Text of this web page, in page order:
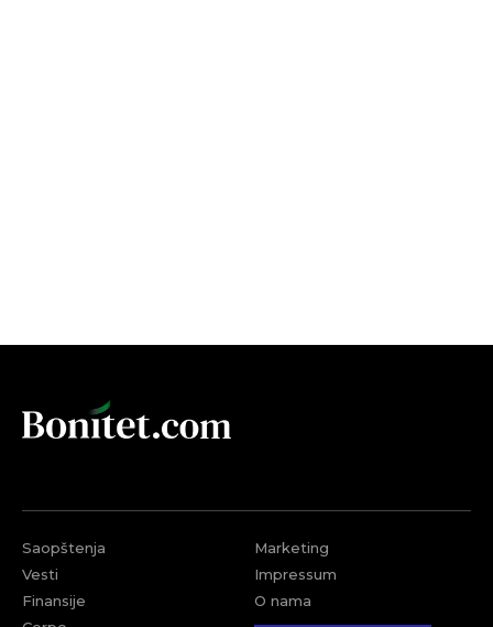
Saopštenja
Vesti
Finansije
Marketing
Impressum
O nama